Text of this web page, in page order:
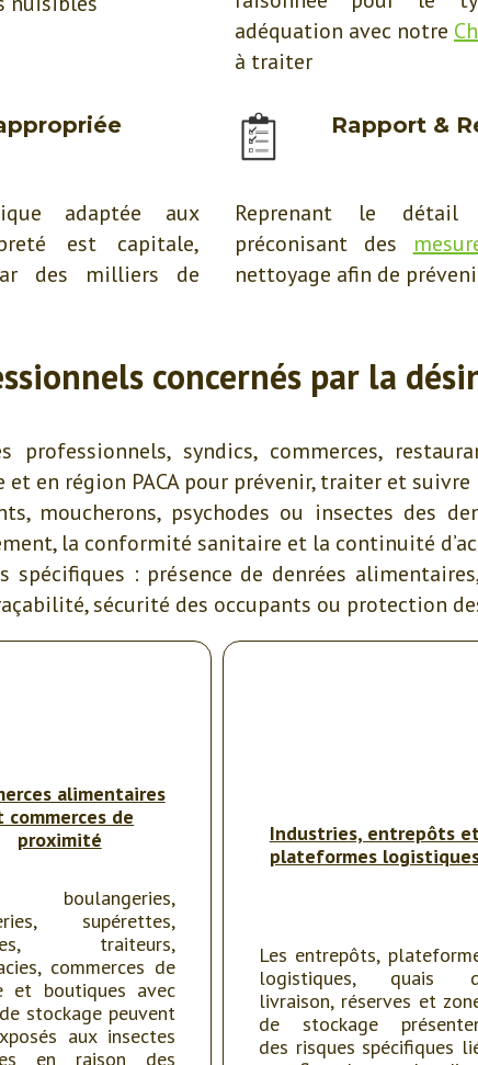
adéquation avec notre
à traiter
adaptée aux
est capitale,
des milliers de
Rapport &
Reprenant le
préconisant des
nettoyage afin de
concernés par la
professionnels, syndics, commerces,
en région PACA pour prévenir, traiter et
moucherons, psychodes ou insectes des
la conformité sanitaire et la continuité
spécifiques : présence de denrées
sécurité des occupants ou protection
alimentaires
commerces de
proximité
supérettes,
traiteurs,
commerces de
et boutiques avec
stockage peuvent
aux insectes
en raison des
Industries, entrepôts
plateformes
Les entrepôts,
logistiques, quais
livraison, réserves et
de stockage
des risques spécifiques